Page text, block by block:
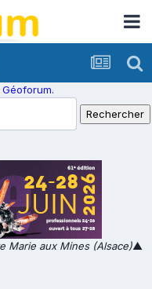
Marie aux Mines (Alsace)▲